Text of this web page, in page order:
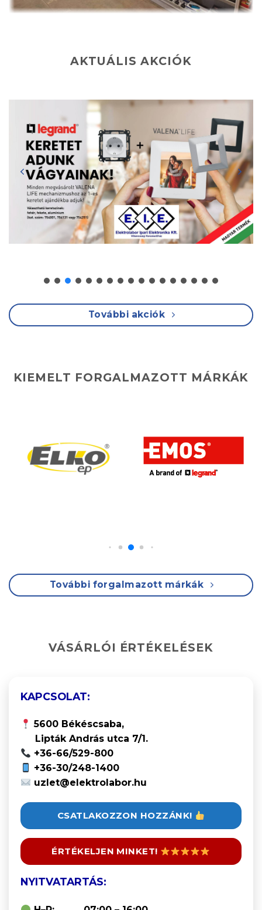
AKTUÁLIS AKCIÓK
További akciók
KIEMELT FORGALMAZOTT MÁRKÁK
További forgalmazott márkák
VÁSÁRLÓI ÉRTÉKELÉSEK
KAPCSOLAT:
5600 Békéscsaba,
Lipták András utca 7/1.
+36-66/529-800
+36-30/248-1400
uzlet@elektrolabor.hu
CSATLAKOZZON HOZZÁNK!
ÉRTÉKELJEN MINKET!
NYITVATARTÁS: